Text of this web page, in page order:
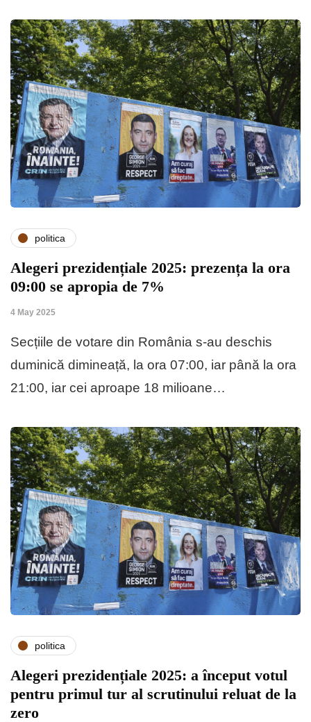
politica
Alegeri prezidențiale 2025: prezența la ora
09:00 se apropia de 7%
4 May 2025
Secțiile de votare din România s-au deschis
duminică dimineață, la ora 07:00, iar până la ora
21:00, iar cei aproape 18 milioane…
politica
Alegeri prezidențiale 2025: a început votul
pentru primul tur al scrutinului reluat de la
zero